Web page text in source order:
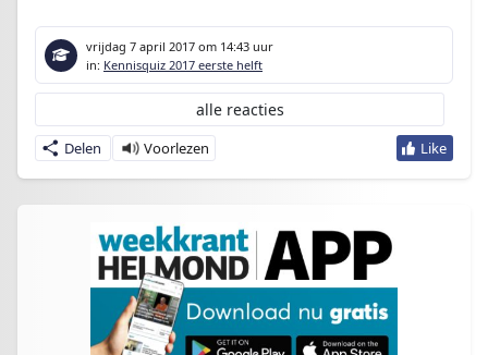
vrijdag 7 april 2017 om 14:43 uur
in: Kennisquiz 2017 eerste helft
Delen
alle reacties